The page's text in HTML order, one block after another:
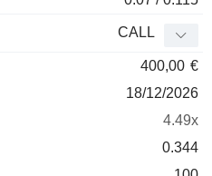
CALL
400,00 €
18/12/2026
4.49x
0.344